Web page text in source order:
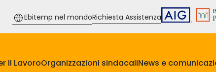
Ebitemp nel mondoRichiesta Assistenza
il LavoroOrganizzazioni sindacaliNews e